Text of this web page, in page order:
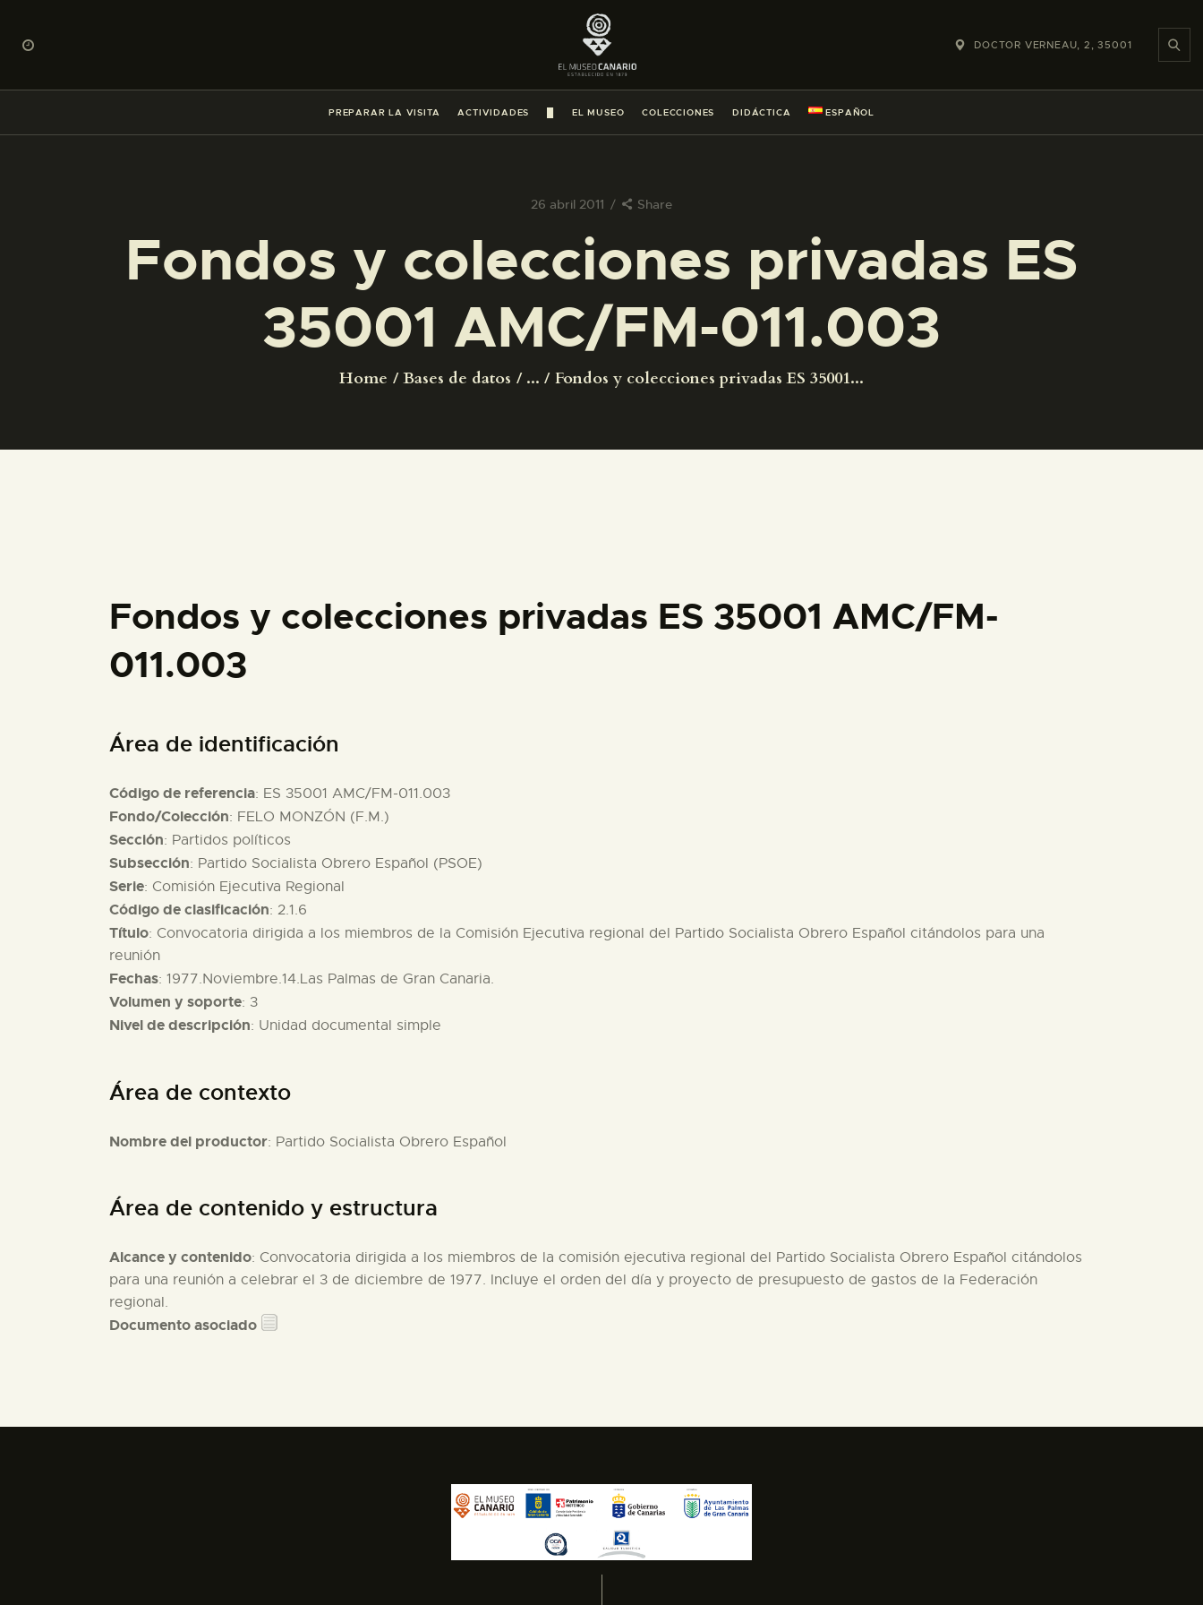
DOCTOR VERNEAU, 2, 35001
PREPARAR LA VISITA ACTIVIDADES EL MUSEO COLECCIONES DIDÁCTICA ESPAÑOL
26 abril 2011 Share
Fondos y colecciones privadas ES
35001 AMC/FM-011.003
Home Bases de datos ... Fondos y colecciones privadas ES 35001...
PREPARAR LA VISITA
ACTIVIDADES
█
COLECCIONES
DIDÁCTICA
ESPAÑOL
Fondos y colecciones privadas ES 35001 AMC/FM-
011.003
Área de identificación
Código de referencia: ES 35001 AMC/FM-011.003
Fondo/Colección: FELO MONZÓN (F.M.)
Sección: Partidos políticos
Subsección: Partido Socialista Obrero Español (PSOE)
Serie: Comisión Ejecutiva Regional
Código de clasificación: 2.1.6
Título: Convocatoria dirigida a los miembros de la Comisión Ejecutiva regional del Partido Socialista Obrero Español citándolos para una
reunión
Fechas: 1977.Noviembre.14.Las Palmas de Gran Canaria.
Volumen y soporte: 3
Nivel de descripción: Unidad documental simple
Área de contexto
Nombre del productor: Partido Socialista Obrero Español
Área de contenido y estructura
Alcance y contenido: Convocatoria dirigida a los miembros de la comisión ejecutiva regional del Partido Socialista Obrero Español citándolos
para una reunión a celebrar el 3 de diciembre de 1977. Incluye el orden del día y proyecto de presupuesto de gastos de la Federación
regional.
Documento asociado